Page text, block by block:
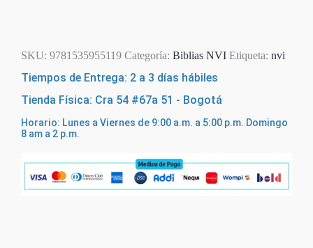
SKU: 9781535955119 Categoría: Biblias NVI Etiqueta: nvi
Tiempos de Entrega: 2 a 3 días hábiles
Tienda Física: Cra 54 #67a 51 - Bogotá
Horario: Lunes a Viernes de 9:00 a.m. a 5:00 p.m. Domingo
8 am a 2 p.m.